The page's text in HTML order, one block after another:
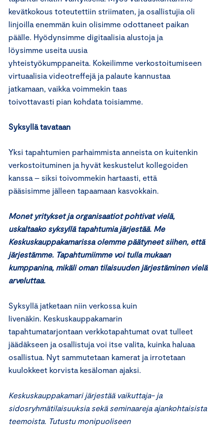
kevätkokous toteutettiin striimaten, ja osallistujia oli
linjoilla enemmän kuin olisimme odottaneet paikan
päälle. Hyödynsimme digitaalisia alustoja ja
löysimme useita uusia
yhteistyökumppaneita. Kokeilimme verkostoitumiseen
virtuaalisia videotreffejä ja palaute kannustaa
jatkamaan, vaikka voimmekin taas
toivottavasti pian kohdata toisiamme.
Syksyllä tavataan
Yksi tapahtumien parhaimmista anneista on kuitenkin
verkostoituminen ja hyvät keskustelut kollegoiden
kanssa – siksi toivommekin hartaasti, että
pääsisimme jälleen tapaamaan kasvokkain.
Monet yritykset ja organisaatiot pohtivat vielä,
uskaltaako syksyllä tapahtumia järjestää. Me
Keskuskauppakamarissa olemme päätyneet siihen, että
järjestämme. Tapahtumiimme voi tulla mukaan
kumppanina, mikäli oman tilaisuuden järjestäminen vielä
arveluttaa.
Syksyllä jatketaan niin verkossa kuin
livenäkin. Keskuskauppakamarin
tapahtumatarjontaan verkkotapahtumat ovat tulleet
jäädäkseen ja osallistuja voi itse valita, kuinka haluaa
osallistua. Nyt sammutetaan kamerat ja irrotetaan
kuulokkeet korvista kesäloman ajaksi.
Keskuskauppakamari järjestää vaikuttaja- ja
sidosryhmätilaisuuksia sekä seminaareja ajankohtaisista
teemoista. Tutustu monipuoliseen